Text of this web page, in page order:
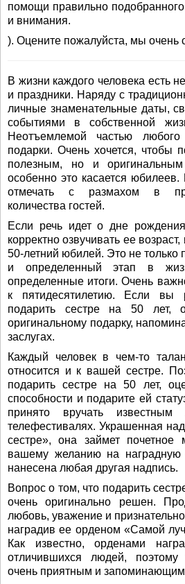
помощи правильно
и внимания.
). Оцените пожалуйста, мы очень
В жизни каждого человека есть
и праздники. Наряду с
личные знаменательные даты,
событиями в собственной
Неотъемлемой частью любого
подарки. Очень хочется, чтобы
полезным, но и
особенно это касается
отмечать с размахом в
количества гостей.
Если речь идет о дне
корректно озвучивать ее
50-летний юбилей. Это не только
и определенный этап в
определенные итоги. Очень
к пятидесятилетию. Если вы
подарить сестре на 50 лет,
оригинальному подарку,
заслугах.
Каждый человек в чем-то
относится и к вашей сестре.
подарить сестре на 50 лет,
способности и подарите ей
принято вручать
телефестивалях. Украшенная
сестре», она займет
вашему желанию на наградную
нанесена любая другая надпись.
Вопрос о том, что подарить
очень оригинально решен.
любовь, уважение и
наградив ее орденом «Самой
Как известно, орденами
отличившихся людей, поэтому
очень приятным и